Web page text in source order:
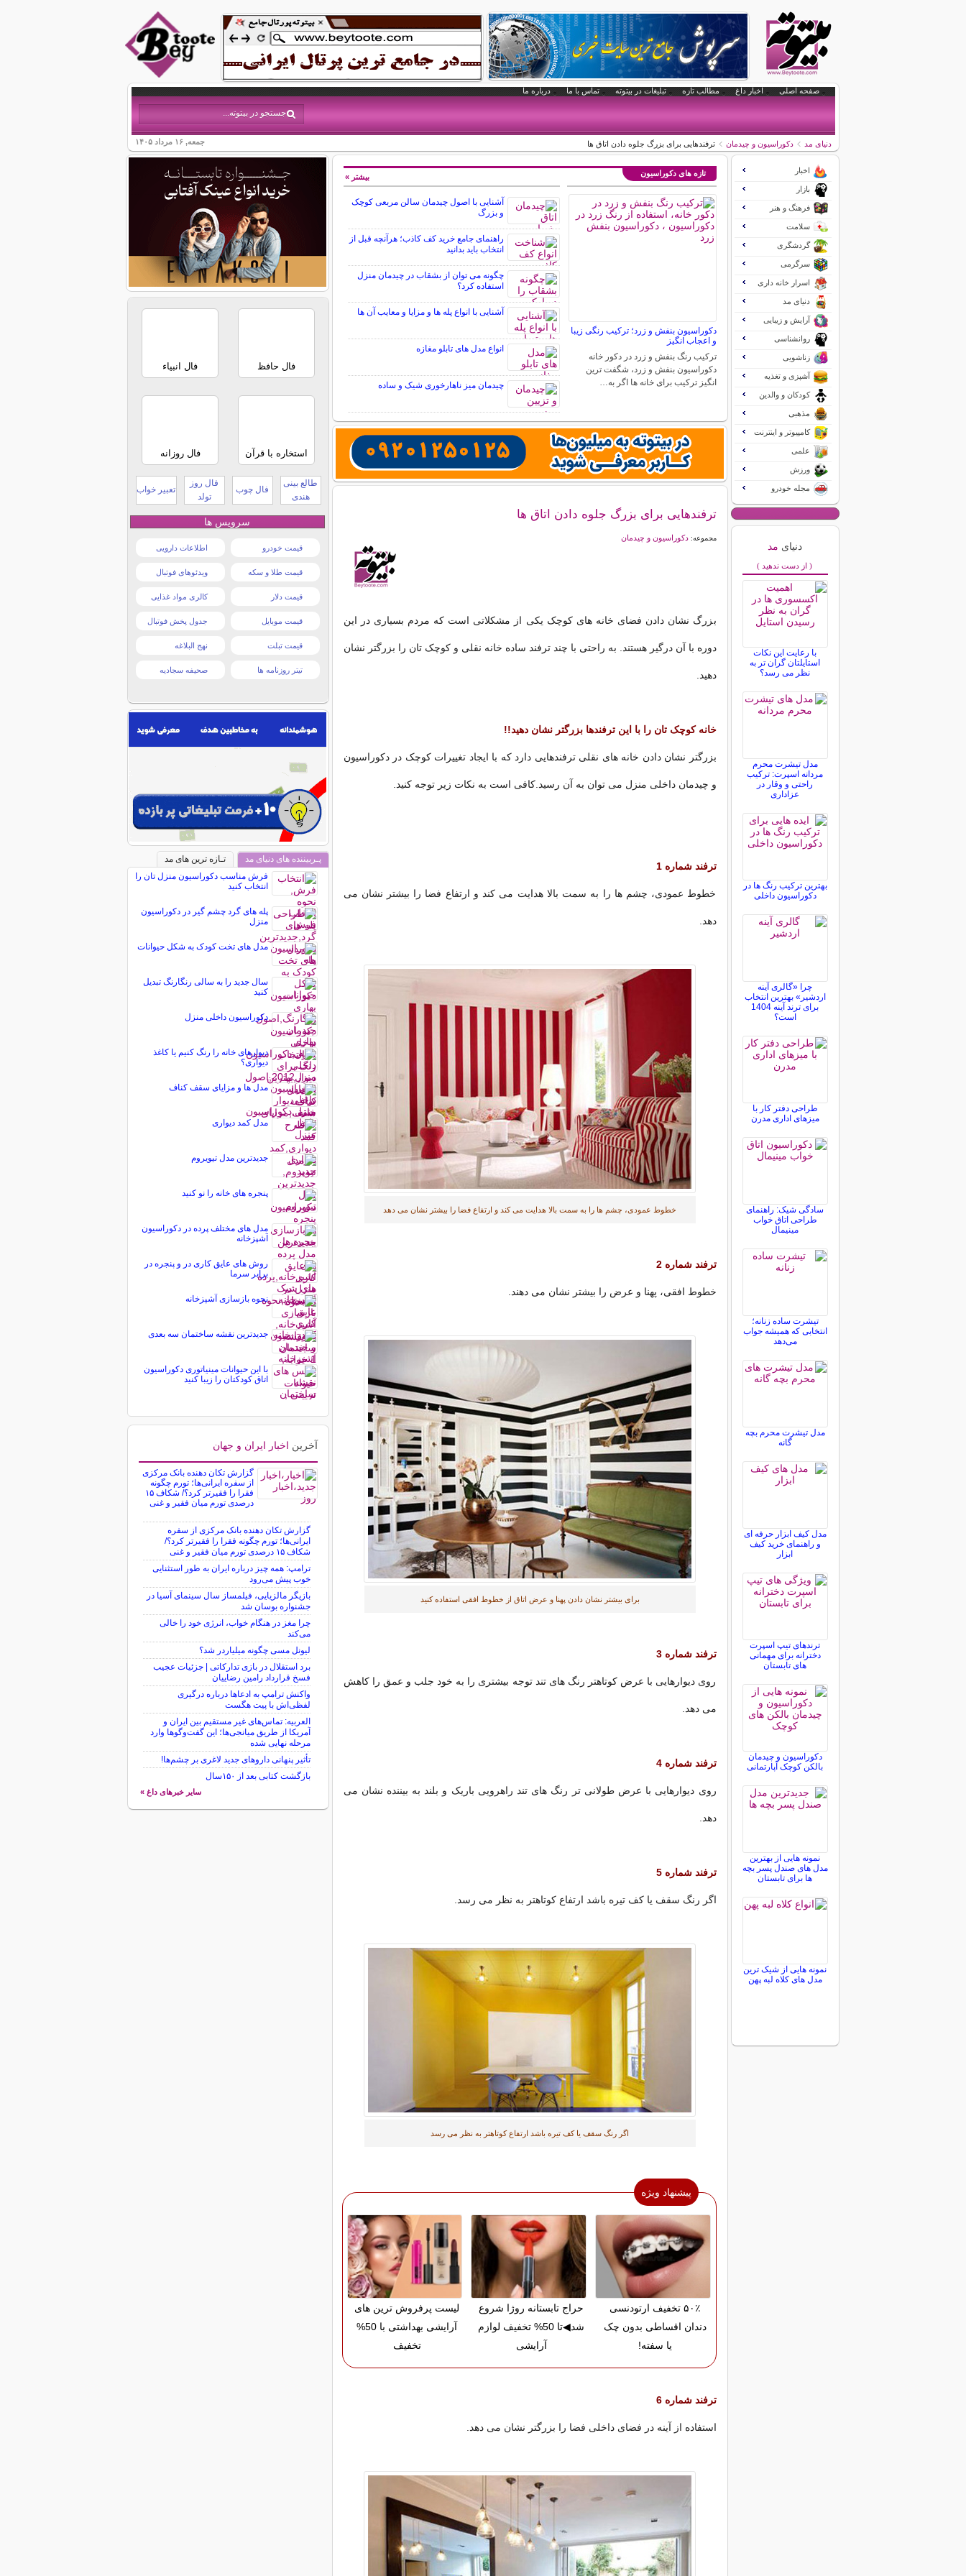
صفحه اصلی اخبار داغ مطالب تازه تبلیغات در بیتوته تماس با ما درباره ما
جمعه, ۱۶ مرداد ۱۴۰۵ دنیای مد دکوراسیون و چیدمان ترفندهایی برای بزرگ جلوه دادن اتاق ها
تازه های دکوراسیون
دکوراسیون بنفش و زرد؛ ترکیب رنگی زیبا
و اعجاب انگیز
ترکیب رنگ بنفش و زرد در دکور خانه
دکوراسیون بنفش و زرد، شگفت ترین
انگیز ترکیب برای خانه ها اگر به…
آشنایی با اصول چیدمان سالن مربعی کوچک
و بزرگ
راهنمای جامع خرید کف کاذب؛ هرآنچه قبل از
انتخاب باید بدانید
چگونه می توان از بشقاب در چیدمان منزل
استفاده کرد؟
آشنایی با انواع پله ها و مزایا و معایب آن ها
انواع مدل های تابلو مغازه
چیدمان میز ناهارخوری شیک و ساده
بیشتر »
ترفندهایی برای بزرگ جلوه دادن اتاق ها
مجموعه:دکوراسیون و چیدمان
بزرگ نشان دادن فضای خانه های کوچک یکی از مشکلاتی است که مردم بسیاری در این
دوره با آن درگیر هستند. به راحتی با چند ترفند ساده خانه نقلی و کوچک تان را بزرگتر نشان
دهید.
خانه کوچک تان را با این ترفندها بزرگتر نشان دهید!!
بزرگتر نشان دادن خانه های نقلی ترفندهایی دارد که با ایجاد تغییرات کوچک در دکوراسیون
و چیدمان داخلی منزل می توان به آن رسید.کافی است به نکات زیر توجه کنید.
ترفند شماره 1
خطوط عمودی، چشم ها را به سمت بالا هدایت می کند و ارتفاع فضا را بیشتر نشان می
دهد.
خطوط عمودی، چشم ها را به سمت بالا هدایت می کند و ارتفاع فضا را بیشتر نشان می دهد
ترفند شماره 2
خطوط افقی، پهنا و عرض را بیشتر نشان می دهند.
برای بیشتر نشان دادن پهنا و عرض اتاق از خطوط افقی استفاده کنید
ترفند شماره 3
روی دیوارهایی با عرض کوتاهتر رنگ های تند توجه بیشتری را به خود جلب و عمق را کاهش
می دهد.
ترفند شماره 4
روی دیوارهایی با عرض طولانی تر رنگ های تند راهرویی باریک و بلند به بیننده نشان می
دهد.
ترفند شماره 5
اگر رنگ سقف یا کف تیره باشد ارتفاع کوتاهتر به نظر می رسد.
اگر رنگ سقف یا کف تیره باشد ارتفاع کوتاهتر به نظر می رسد
پیشنهاد ویژه
۵۰٪ تخفیف ارتودنسی
دندان اقساطی بدون چک
یا سفته!
حراج تابستانه روژا شروع
شد◀تا 50% تخفیف لوازم
آرایشی
لیست پرفروش ترین های
آرایشی بهداشتی با 50%
تخفیف
ترفند شماره 6
استفاده از آینه در فضای داخلی فضا را بزرگتر نشان می دهد.
اخبار
بازار
فرهنگ و هنر
سلامت
گردشگری
سرگرمی
اسرار خانه داری
دنیای مد
آرایش و زیبایی
روانشناسی
زناشویی
آشپزی و تغذیه
کودکان و والدین
مذهبی
کامپیوتر و اینترنت
علمی
ورزش
مجله خودرو
دنیای مد
( از دست ندهید )
با رعایت این نکات
استایلتان گران تر به
نظر می رسد؟
مدل تیشرت محرم
مردانه اسپرت: ترکیب
راحتی و وقار در
عزاداری
بهترین ترکیب رنگ ها در
دکوراسیون داخلی
چرا «گالری آینه
اردشیر» بهترین انتخاب
برای ترند آینه 1404
است؟
طراحی دفتر کار با
میزهای اداری مدرن
سادگی شیک: راهنمای
طراحی اتاق خواب
مینیمال
تیشرت ساده زنانه؛
انتخابی که همیشه جواب
می‌دهد
مدل تیشرت محرم بچه
گانه
مدل کیف ابزار حرفه ای
و راهنمای خرید کیف
ابزار
ترندهای تیپ اسپرت
دخترانه برای مهمانی
های تابستان
دکوراسیون و چیدمان
بالکن کوچک آپارتمانی
نمونه هایی از بهترین
مدل های صندل پسر بچه
ها برای تابستان
نمونه هایی از شیک ترین
مدل های کلاه لبه پهن
فال حافظ فال انبیاء
استخاره با قرآن فال روزانه
طالع بینی
هندی
فال چوب
فال روز
تولد
تعبیر خواب
سرویس ها
قیمت خودرو اطلاعات دارویی
قیمت طلا و سکه ویدئوهای فوتبال
قیمت دلار کالری مواد غذایی
قیمت موبایل جدول پخش فوتبال
قیمت تبلت نهج البلاغه
تیتر روزنامه ها صحیفه سجادیه
پـربیننده های دنیای مد
تـازه ترین های مد
فرش مناسب دکوراسیون منزل تان را
انتخاب کنید
پله های گرد چشم گیر در دکوراسیون
منزل
مدل های تخت کودک به شکل حیوانات
سال جدید را به سالی رنگارنگ تبدیل
کنید
دکوراسیون داخلی منزل
دیوارهای خانه را رنگ کنیم یا کاغذ
دیواری؟
مدل ها و مزایای سقف کناف
مدل کمد دیواری
جدیدترین مدل تیویروم
پنجره های خانه را نو کنید
مدل های مختلف پرده در دکوراسیون
آشپزخانه
روش های عایق کاری در و پنجره در
برابر سرما
نحوه بازسازی آشپزخانه
جدیدترین نقشه ساختمان سه بعدی
با این حیوانات مینیاتوری دکوراسیون
اتاق کودکتان را زیبا کنید
آخرین اخبار ایران و جهان
گزارش تکان‌ دهنده بانک مرکزی
از سفره ایرانی‌ها؛ تورم چگونه
فقرا را فقیرتر کرد؟/ شکاف ۱۵
درصدی تورم میان فقیر و غنی
گزارش تکان‌ دهنده بانک مرکزی از سفره
ایرانی‌ها؛ تورم چگونه فقرا را فقیرتر کرد؟/
شکاف ۱۵ درصدی تورم میان فقیر و غنی
ترامپ: همه چیز درباره ایران به طور استثنایی
خوب پیش می‌رود
بازیگر مالزیایی، فیلمساز سال سینمای آسیا در
جشنواره بوسان شد
چرا مغز در هنگام خواب، انرژی خود را خالی
می‌کند
لیونل مسی چگونه میلیاردر شد؟
برد استقلال در بازی تدارکاتی | جزئیات عجیب
فسخ قرارداد رامین رضاییان
واکنش ترامپ به ادعاها درباره درگیری
لفظی‌اش با پیت هگست
العربیه: تماس‌های غیر مستقیم بین ایران و
آمریکا از طریق میانجی‌ها؛ این گفت‌و‌گو‌ها وارد
مرحله نهایی شده
تأثیر پنهانی داروهای جدید لاغری بر چشم‌ها!
بازگشت کتابی بعد از ۱۵۰سال
سایر خبرهای داغ »